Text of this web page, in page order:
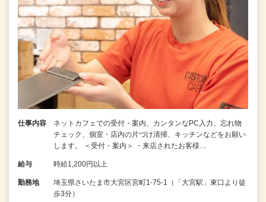
仕事内容
ネットカフェでの受付・案内、カンタンなPC入力、忘れ物
チェック、個室・店内の片づけ清掃、キッチンなどをお願い
します。 ＜受付・案内＞ ・来店されたお客様…
給与 時給1,200円以上
勤務地
埼玉県さいたま市大宮区宮町1-75-1（「大宮駅」東口より徒
歩3分）